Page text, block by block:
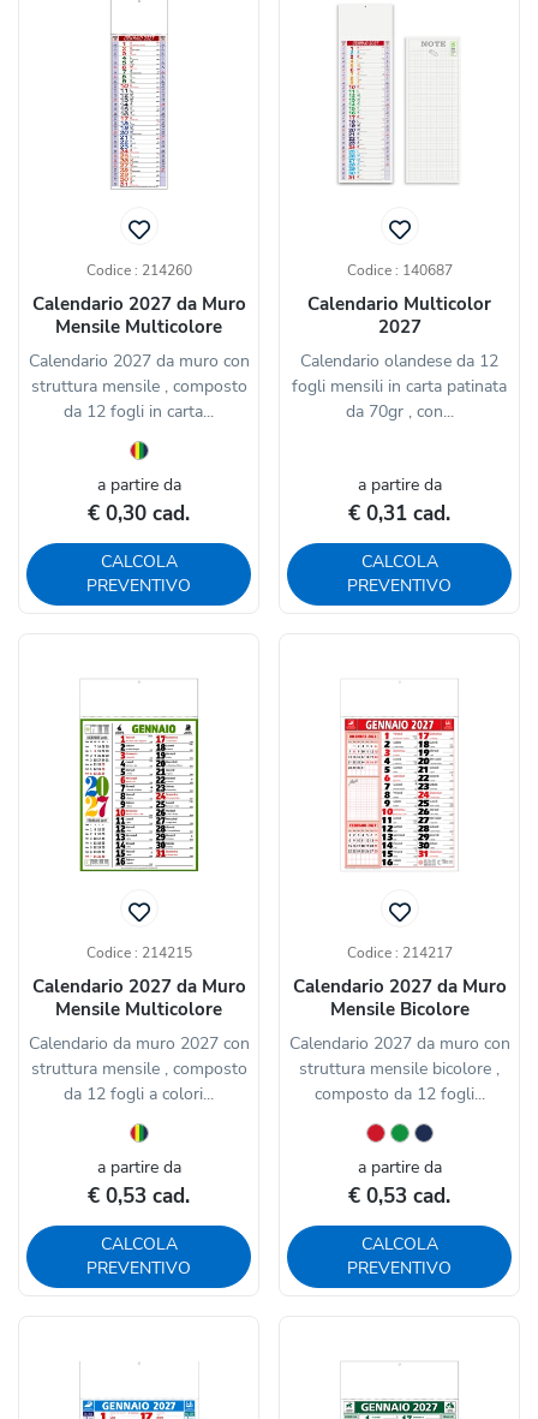
Codice : 214260
Calendario 2027 da Muro
Mensile Multicolore
Calendario 2027 da muro con
struttura mensile , composto
da 12 fogli in carta...
a partire da
€ 0,30 cad.
CALCOLA
PREVENTIVO
Codice : 140687
Calendario Multicolor
2027
Calendario olandese da 12
fogli mensili in carta patinata
da 70gr , con...
a partire da
€ 0,31 cad.
CALCOLA
PREVENTIVO
Codice : 214215
Calendario 2027 da Muro
Mensile Multicolore
Calendario da muro 2027 con
struttura mensile , composto
da 12 fogli a colori...
a partire da
€ 0,53 cad.
CALCOLA
PREVENTIVO
Codice : 214217
Calendario 2027 da Muro
Mensile Bicolore
Calendario 2027 da muro con
struttura mensile bicolore ,
composto da 12 fogli...
a partire da
€ 0,53 cad.
CALCOLA
PREVENTIVO